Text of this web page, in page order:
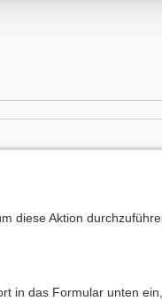
diese Aktion
in das Formular unten